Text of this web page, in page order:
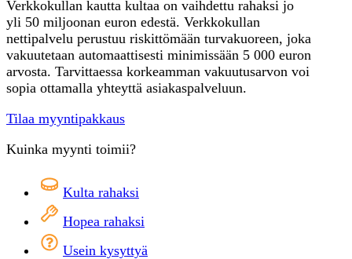
Verkkokullan kautta kultaa on vaihdettu rahaksi jo
yli 50 miljoonan euron edestä. Verkkokullan
nettipalvelu perustuu riskittömään turvakuoreen, joka
vakuutetaan automaattisesti minimissään 5 000 euron
arvosta. Tarvittaessa korkeamman vakuutusarvon voi
sopia ottamalla yhteyttä asiakaspalveluun.
Tilaa myyntipakkaus
Kuinka myynti toimii?
Kulta rahaksi
Hopea rahaksi
Usein kysyttyä